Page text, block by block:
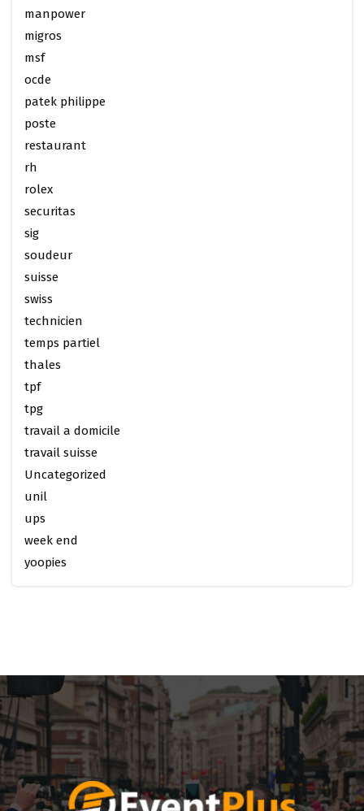
manpower
migros
msf
ocde
patek philippe
poste
restaurant
rh
rolex
securitas
sig
soudeur
suisse
swiss
technicien
temps partiel
thales
tpf
tpg
travail a domicile
travail suisse
Uncategorized
unil
ups
week end
yoopies